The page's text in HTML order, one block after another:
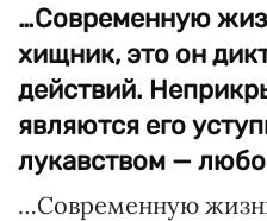
…Современную
хищник, это он
действий.
являются его
лукавством —
…Современную